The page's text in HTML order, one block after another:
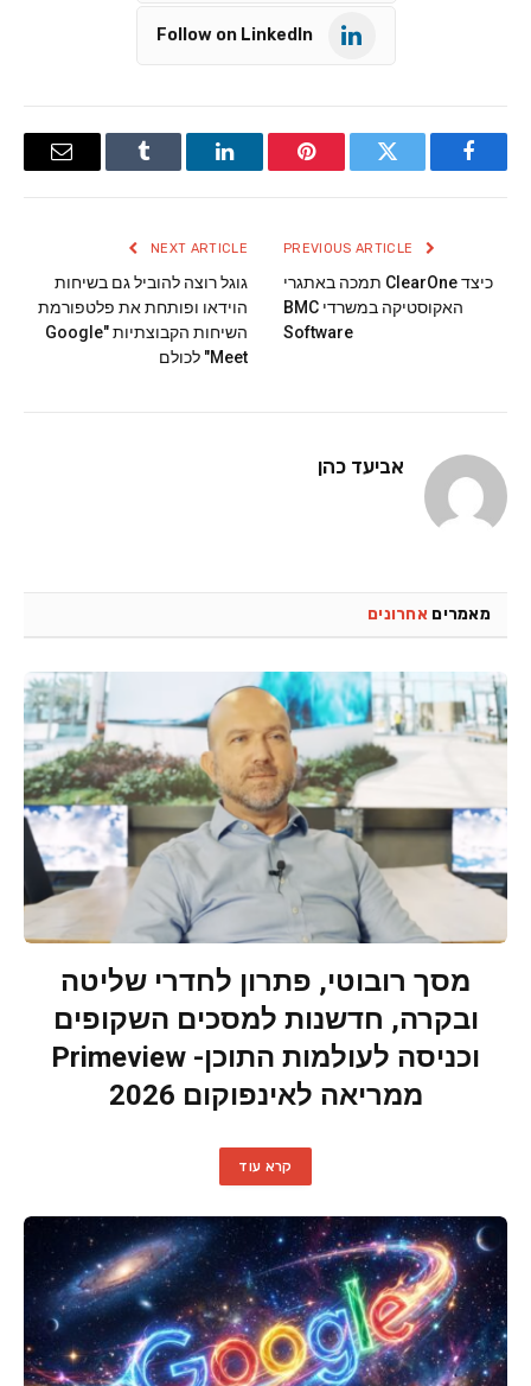
Follow on LinkedIn
Facebook
Twitter
Pinterest
LinkedIn
Tumblr
Email
כיצד ClearOne תמכה באתגרי
האקוסטיקה במשרדי BMC
Software
NEXT ARTICLE
גוגל רוצה להוביל גם בשיחות
הוידאו ופותחת את פלטפורמת
השיחות הקבוצתיות "Google
Meet" לכולם
אביעד כהן
מאמרים אחרונים
מסך רובוטי, פתרון לחדרי שליטה
ובקרה, חדשנות למסכים השקופים
וכניסה לעולמות התוכן- Primeview
ממריאה לאינפוקום 2026
קרא עוד